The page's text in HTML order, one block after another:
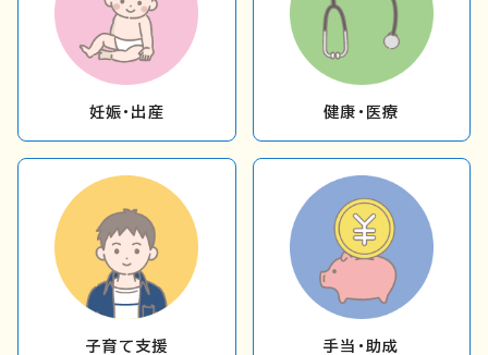
妊娠・出産 健康・医療
子育て支援 手当・助成